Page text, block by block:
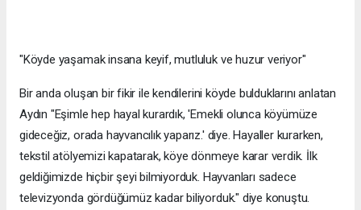
"Köyde yaşamak insana keyif, mutluluk ve huzur veriyor"
Bir anda oluşan bir fikir ile kendilerini köyde bulduklarını anlatan
Aydın "Eşimle hep hayal kurardık, 'Emekli olunca köyümüze
gideceğiz, orada hayvancılık yaparız.' diye. Hayaller kurarken,
tekstil atölyemizi kapatarak, köye dönmeye karar verdik. İlk
geldiğimizde hiçbir şeyi bilmiyorduk. Hayvanları sadece
televizyonda gördüğümüz kadar biliyorduk." diye konuştu.